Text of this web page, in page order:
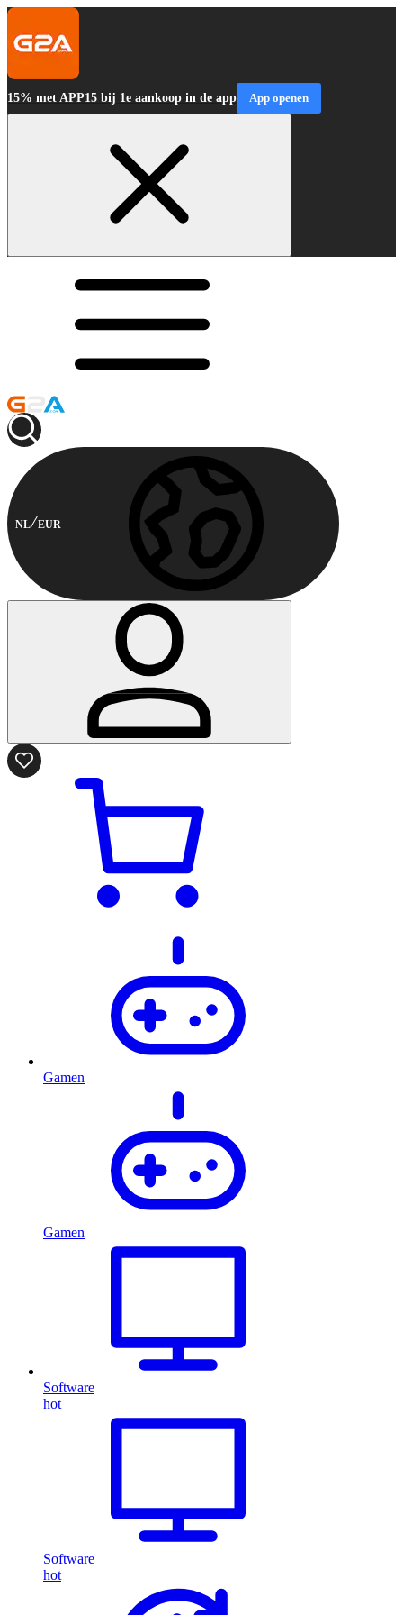
15% met APP15 bij 1e aankoop in de app App openen
NL EUR
Gamen
Gamen
Software
hot
Software
hot